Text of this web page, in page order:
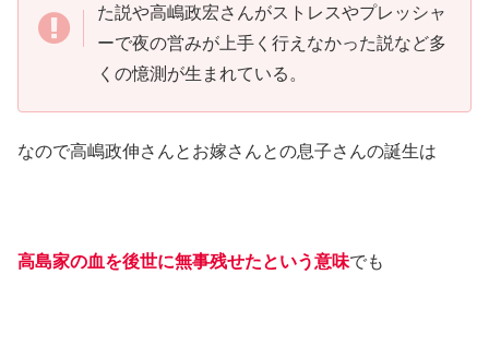
た説や高嶋政宏さんがストレスやプレッシャ
ーで夜の営みが上手く行えなかった説など多
くの憶測が生まれている。
なので高嶋政伸さんとお嫁さんとの息子さんの誕生は
高島家の血を後世に無事残せたという意味でも